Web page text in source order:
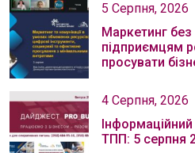
5 Серпня, 2026
Маркетинг без
підприємцям
просувати
4 Серпня, 2026
ТПП: 5 серпня